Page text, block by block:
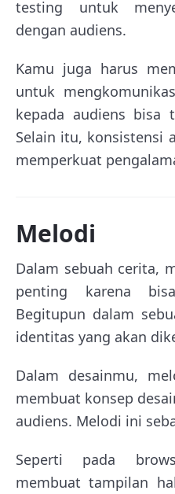
testing untuk
dengan audiens.
Kamu juga harus
untuk
kepada audiens bisa
Selain itu, konsistensi
memperkuat
Melodi
Dalam sebuah cerita,
penting karena
Begitupun dalam
identitas yang akan
Dalam desainmu,
membuat konsep
audiens. Melodi ini
Seperti pada
membuat tampilan